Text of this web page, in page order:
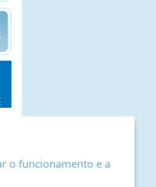
o funcionamento e a